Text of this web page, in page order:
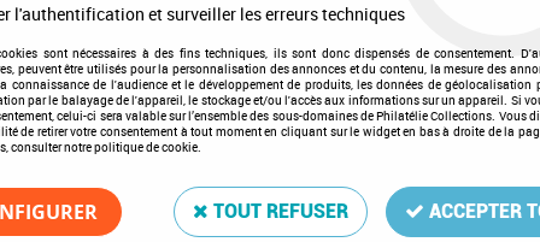
Texte Regular Hongrie I
Soyez le premier à donner votre
DA5566
l'authentification et surveiller les erreurs techniques
sont nécessaires à des fins techniques, ils sont donc dispensés de consentement.
peuvent être utilisés pour la personnalisation des annonces et du contenu, la mesure des
connaissance de l'audience et le développement de produits, les données de géolocalisation
par le balayage de l'appareil, le stockage et/ou l'accès aux informations sur un appareil. Si
celui-ci sera valable sur l’ensemble des sous-domaines de Philatélie Collections. Vous
de retirer votre consentement à tout moment en cliquant sur le widget en bas à droite de la
consulter notre politique de cookie.
TOUT REFUSER ACCEPTER